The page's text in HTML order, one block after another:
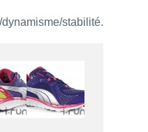
stabilité.